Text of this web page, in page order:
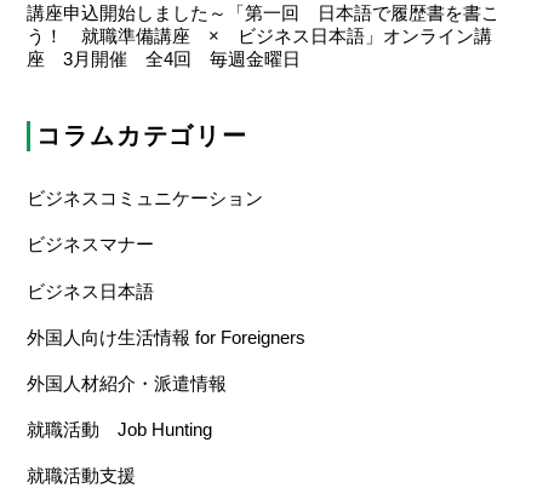
講座申込開始しました～「第一回 日本語で履歴書を書こ
う！ 就職準備講座 × ビジネス日本語」オンライン講
座 3月開催 全4回 毎週金曜日
コラムカテゴリー
ビジネスコミュニケーション
ビジネスマナー
ビジネス日本語
外国人向け生活情報 for Foreigners
外国人材紹介・派遣情報
就職活動 Job Hunting
就職活動支援